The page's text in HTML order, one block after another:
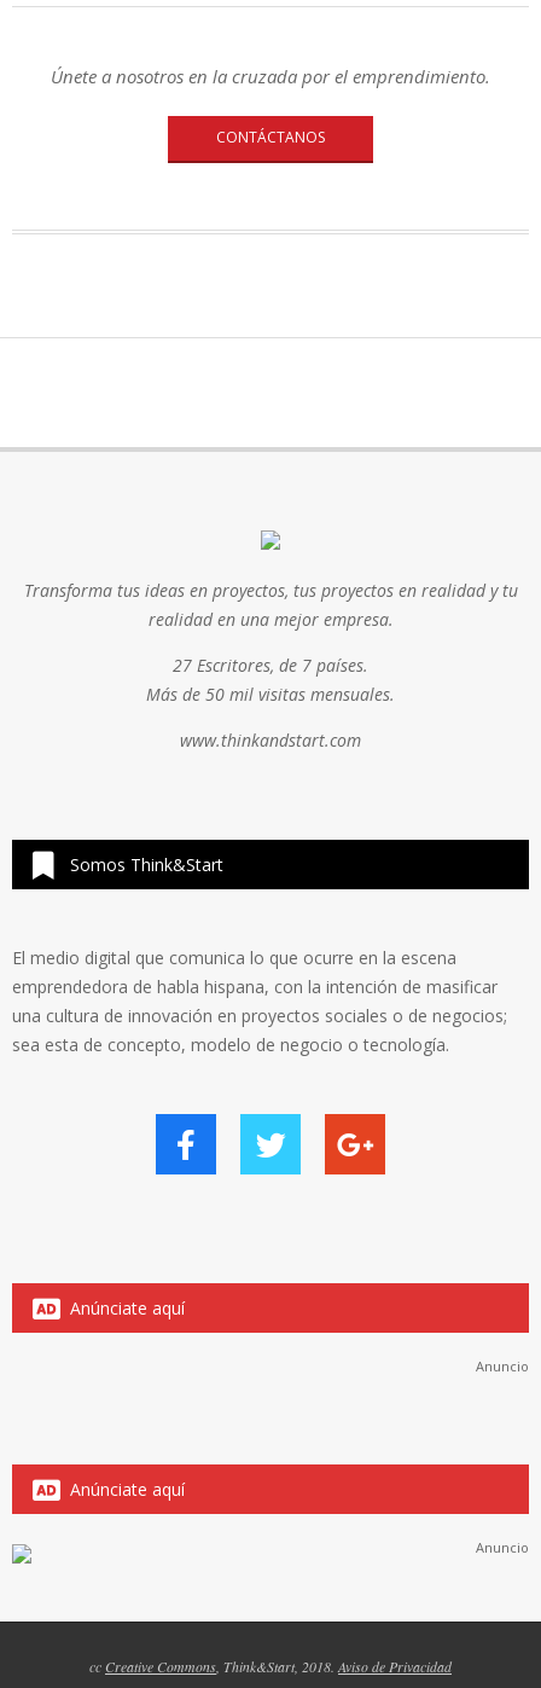
Únete a nosotros en la cruzada por el emprendimiento.
CONTÁCTANOS
Transforma tus ideas en proyectos, tus proyectos en realidad y tu
realidad en una mejor empresa.
27 Escritores, de 7 países.
Más de 50 mil visitas mensuales.
www.thinkandstart.com
Somos Think&Start
El medio digital que comunica lo que ocurre en la escena
emprendedora de habla hispana, con la intención de masificar
una cultura de innovación en proyectos sociales o de negocios;
sea esta de concepto, modelo de negocio o tecnología.
Anúnciate aquí
Anuncio
Anúnciate aquí
Anuncio
cc Creative Commons, Think&Start, 2018.Aviso de Privacidad